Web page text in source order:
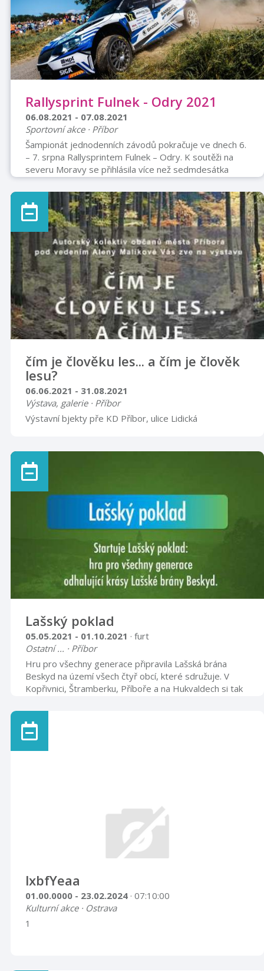
Rallysprint Fulnek - Odry 2021
06.08.2021 - 07.08.2021
Sportovní akce · Příbor
Šampionát jednodenních závodů pokračuje ve dnech 6.
– 7. srpna Rallysprintem Fulnek – Odry. K soutěži na
severu Moravy se přihlásila více než sedmdesátka
posádka, na které čeká šest rychlostních v okolí Fulneku
a Oder. Soutěž figuruje v kalendářích FIA CEZ Historic
Rally, Autoklub Rallysprint Série, Autoklub České
Trofeje v rally historických automobilů a Poháru 2+.
Hlavní favority třetího klání šampionátů RSS a Poháru
2+ je potřeba hledat mezi jezdci se speciály Rally2.
Těch se do závod ...
čím je člověku les... a čím je člověk
lesu?
06.06.2021 - 31.08.2021
Výstava, galerie · Příbor
Výstavní bjekty pře KD Příbor, ulice Lidická
Lašský poklad
05.05.2021 - 01.10.2021 · furt
Ostatní ... · Příbor
Hru pro všechny generace připravila Lašská brána
Beskyd na území všech čtyř obcí, které sdružuje. V
Kopřivnici, Štramberku, Příboře a na Hukvaldech si tak
outdoorovou zábavně-poznávací hru na osmi různých
trasách. “Rozhodli jsme se seznámit místní obyvatele a
turisty s krásami Lašské brány Beskyd. Zvolili jsme
takovou formu hry, která bude zajímavá pro všechny
lxbfYeaa
01.00.0000 - 23.02.2024 · 07:10:00
Kulturní akce · Ostrava
1